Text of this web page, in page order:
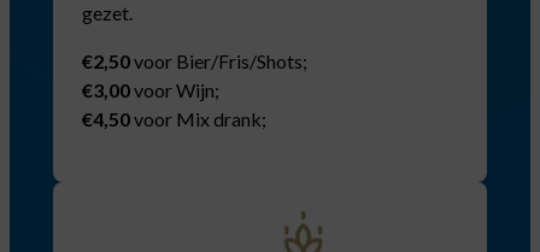
gezet.
€2,50voor Bier/Fris/Shots;
€3,00voor Wijn;
€4,50voor Mix drank;